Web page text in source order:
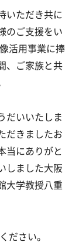
いただき共に
のご支援をい
活用事業に捧
、ご家族と共
だいいたしま
だきましたお
当にありがと
しました大阪
大学教授八重
ださい。